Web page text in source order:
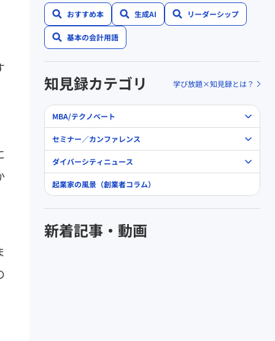
おすすめ本 生成AI リーダーシップ
基本の会計用語
知見録カテゴリ 学び放題×知見録とは？
MBA/テクノベート
セミナー／カンファレンス
ダイバーシティニュース
起業家の風景（創業者コラム）
新着記事・動画